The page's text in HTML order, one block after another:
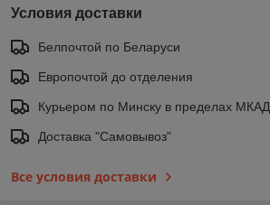
Условия доставки
Белпочтой по Беларуси
Европочтой до отделения
Курьером по Минску в пределах МКАД
Доставка "Самовывоз"
Все условия доставки